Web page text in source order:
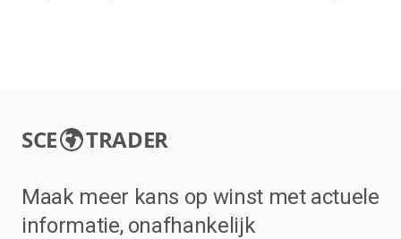
SCE TRADER
Maak meer kans op winst met actuele
informatie, onafhankelijk